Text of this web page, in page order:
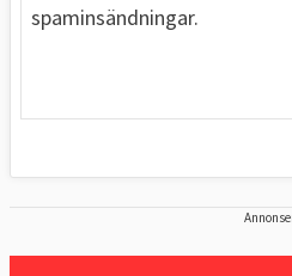
spaminsändningar.